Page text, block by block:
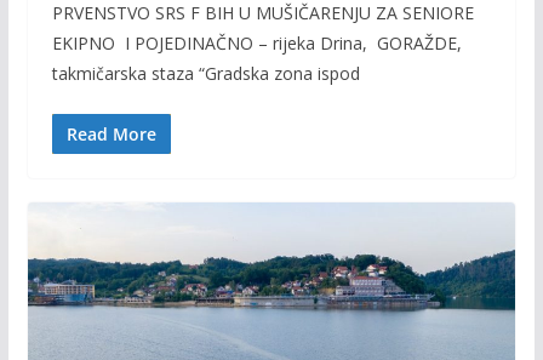
e
b
o
o
itt
er
ai
l
p
y
PRVENSTVO SRS F BIH U MUŠIČARENJU ZA SENIORE
EKIPNO I POJEDINAČNO – rijeka Drina, GORAŽDE,
takmičarska staza “Gradska zona ispod
Read More